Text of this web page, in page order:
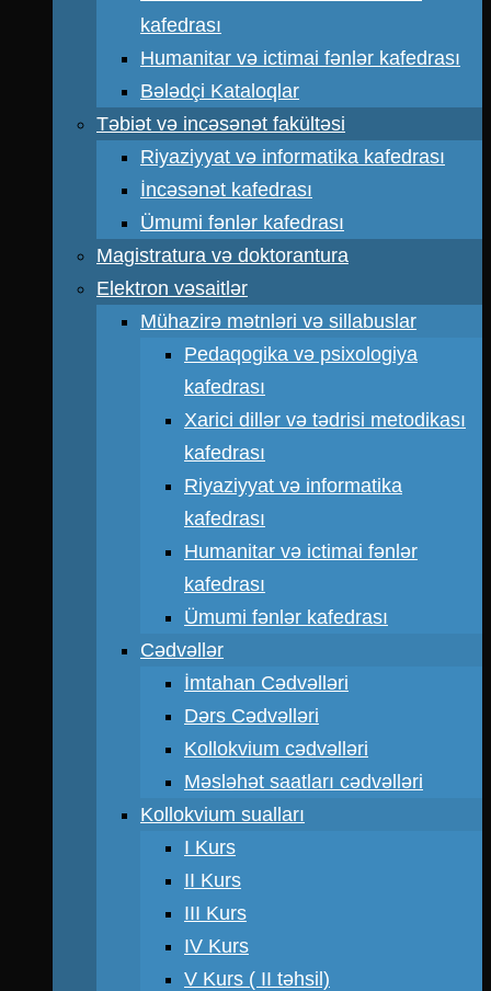
kafedrası
Humanitar və ictimai fənlər kafedrası
Bələdçi Kataloqlar
Təbiət və incəsənət fakültəsi
Riyaziyyat və informatika kafedrası
İncəsənət kafedrası
Ümumi fənlər kafedrası
Magistratura və doktorantura
Elektron vəsaitlər
Mühazirə mətnləri və sillabuslar
Pedaqogika və psixologiya
kafedrası
Xarici dillər və tədrisi metodikası
kafedrası
Riyaziyyat və informatika
kafedrası
Humanitar və ictimai fənlər
kafedrası
Ümumi fənlər kafedrası
Cədvəllər
İmtahan Cədvəlləri
Dərs Cədvəlləri
Kollokvium cədvəlləri
Məsləhət saatları cədvəlləri
Kollokvium sualları
I Kurs
II Kurs
III Kurs
IV Kurs
V Kurs ( II təhsil)